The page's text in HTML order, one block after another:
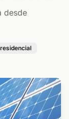
desde